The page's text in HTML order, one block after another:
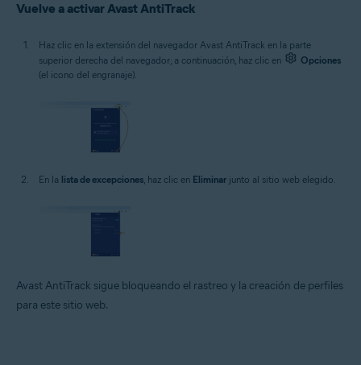
Vuelve a activar Avast AntiTrack
Haz clic en la extensión del navegador Avast AntiTrack en la parte
superior derecha del navegador; a continuación, haz clic en
Opciones
(el icono del engranaje).
En la lista de excepciones , haz clic en Eliminar junto al sitio web elegido.
Avast AntiTrack sigue bloqueando el rastreo y la creación de perfiles
para este sitio web.